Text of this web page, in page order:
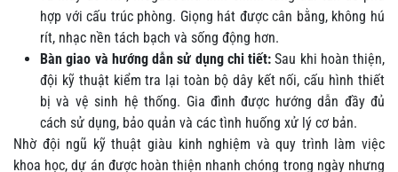
hợp với cấu trúc phòng. Giọng hát được cân bằng, không hú
rít, nhạc nền tách bạch và sống động hơn.
Bàn giao và hướng dẫn sử dụng chi tiết: Sau khi hoàn thiện,
đội kỹ thuật kiểm tra lại toàn bộ dây kết nối, cấu hình thiết
bị và vệ sinh hệ thống. Gia đình được hướng dẫn đầy đủ
cách sử dụng, bảo quản và các tình huống xử lý cơ bản.
Nhờ đội ngũ kỹ thuật giàu kinh nghiệm và quy trình làm việc
khoa học, dự án được hoàn thiện nhanh chóng trong ngày nhưng